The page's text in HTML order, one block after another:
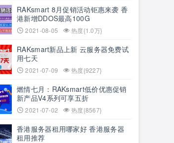
RAKsmart 8月促销活动钜惠来袭 香
港新增DDOS最高100G
2021-08-05 热度{1.0万}
RAKsmart新品上新 云服务器免费试
用七天
2021-07-09 热度{9227}
燃情七月：RAKsmart低价优惠促销
新产品V4系列可享五折
2021-07-02 热度{8567}
香港服务器租用哪家好 香港服务器
租用推荐